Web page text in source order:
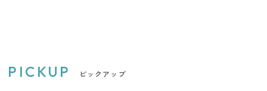
PICKUP ピックアップ